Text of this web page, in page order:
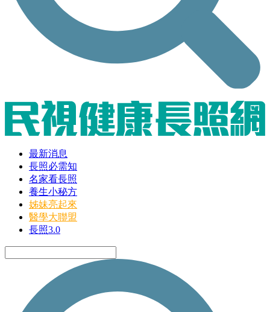
最新消息
長照必需知
名家看長照
養生小秘方
姊妹亮起來
醫學大聯盟
長照3.0